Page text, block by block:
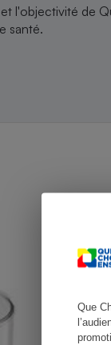
Que
l'objectivité de
santé.
Climatiseur -